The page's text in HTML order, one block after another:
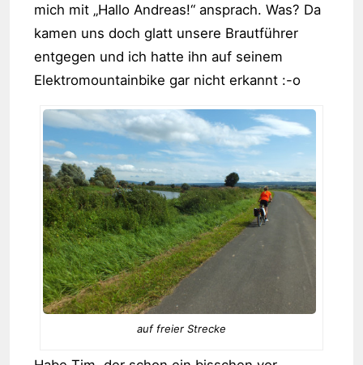
mich mit „Hallo Andreas!“ ansprach. Was? Da
kamen uns doch glatt unsere Brautführer
entgegen und ich hatte ihn auf seinem
Elektromountainbike gar nicht erkannt :-o
auf freier Strecke